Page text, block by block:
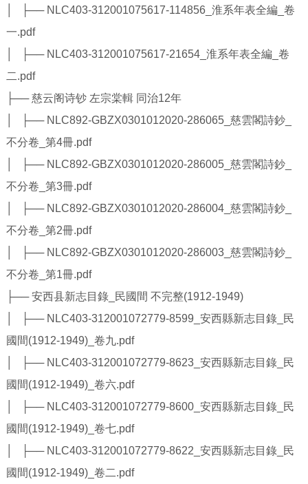
│ ├── NLC403-312001075617-114856_淮系年表全編_卷
一.pdf
│ ├── NLC403-312001075617-21654_淮系年表全編_卷
二.pdf
├── 慈云阁诗钞 左宗棠輯 同治12年
│ ├── NLC892-GBZX0301012020-286065_慈雲閣詩鈔_
不分卷_第4冊.pdf
│ ├── NLC892-GBZX0301012020-286005_慈雲閣詩鈔_
不分卷_第3冊.pdf
│ ├── NLC892-GBZX0301012020-286004_慈雲閣詩鈔_
不分卷_第2冊.pdf
│ ├── NLC892-GBZX0301012020-286003_慈雲閣詩鈔_
不分卷_第1冊.pdf
├── 安西县新志目錄_民國間 不完整(1912-1949)
│ ├── NLC403-312001072779-8599_安西縣新志目錄_民
國間(1912-1949)_卷九.pdf
│ ├── NLC403-312001072779-8623_安西縣新志目錄_民
國間(1912-1949)_卷六.pdf
│ ├── NLC403-312001072779-8600_安西縣新志目錄_民
國間(1912-1949)_卷七.pdf
│ ├── NLC403-312001072779-8622_安西縣新志目錄_民
國間(1912-1949)_卷二.pdf